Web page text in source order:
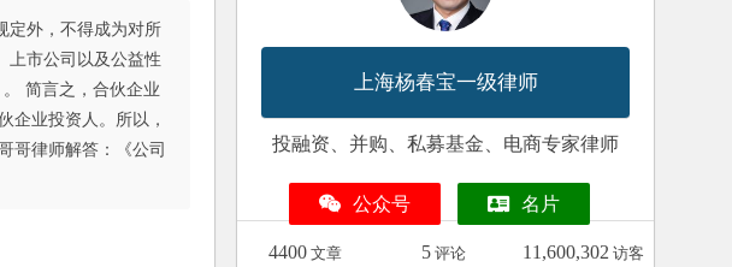
定外，不得成为对所
上市公司以及公益性
简言之，合伙企业
企业投资人。所以，
哥律师解答：《公司
上海杨春宝一级律师
投融资、并购、私募基金、电商专家律师
公众号 名片
4400 文章 5 评论 11,600,302 访客